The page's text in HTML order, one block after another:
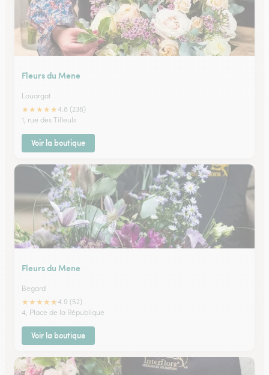
Fleurs du Mene
Louargat
★★★★★4.8 (238)
1, rue des Tilleuls
Voir la boutique
Fleurs du Mene
Begard
★★★★★4.9 (52)
4, Place de la République
Voir la boutique